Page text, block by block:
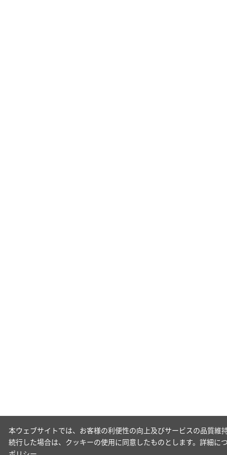
本ウェブサイトでは、お客様の利便性の向上及びサービスの品質
続行した場合は、クッキーの使用に同意したものとします。詳細